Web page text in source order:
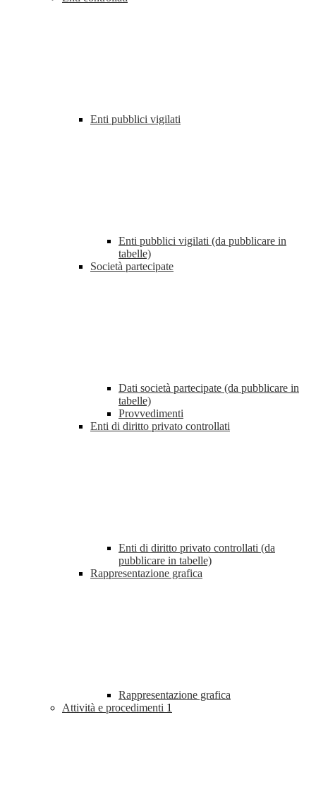
Enti pubblici vigilati
Enti pubblici vigilati (da pubblicare in
tabelle)
Società partecipate
Dati società partecipate (da pubblicare in
tabelle)
Provvedimenti
Enti di diritto privato controllati
Enti di diritto privato controllati (da
pubblicare in tabelle)
Rappresentazione grafica
Rappresentazione grafica
Attività e procedimenti 1